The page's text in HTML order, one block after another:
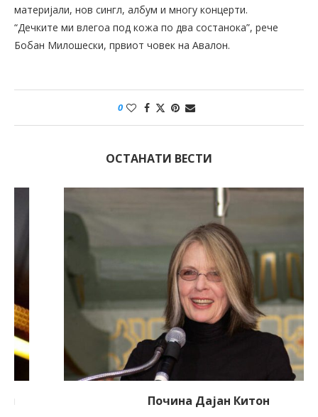
материјали, нов сингл, албум и многу концерти.
“Дечките ми влегоа под кожа по два состанока”, рече
Бобан Милошески, првиот човек на Авалон.
0
ОСТАНАТИ ВЕСТИ
Почина Дајан Китон